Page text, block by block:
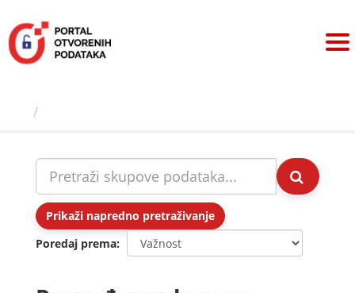
sadržaj
Prikaži napredno pretraživanje
Poredaj prema